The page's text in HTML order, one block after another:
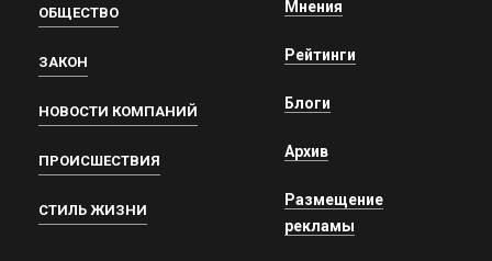
ОБЩЕСТВО
ЗАКОН
НОВОСТИ КОМПАНИЙ
ПРОИСШЕСТВИЯ
СТИЛЬ ЖИЗНИ
Мнения
Рейтинги
Блоги
Архив
Размещение
рекламы